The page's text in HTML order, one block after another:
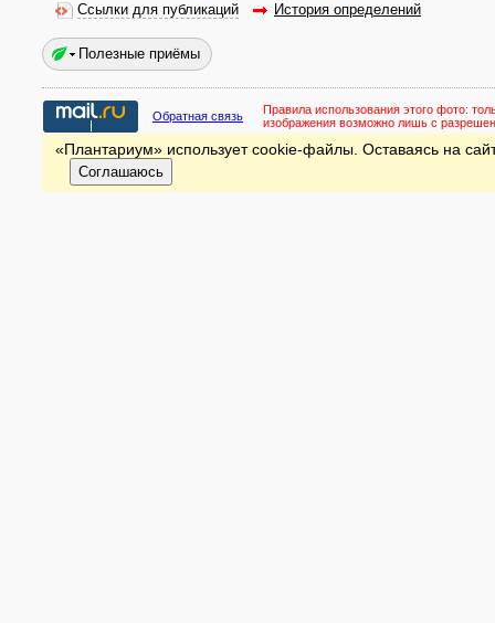
Ссылки для публикаций
История определений
Полезные приёмы
Обратная связь Правила использования этого фото:
изображения возможно лишь с
«Плантариум» использует cookie-файлы. Оставаясь на
Соглашаюсь